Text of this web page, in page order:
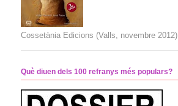
Cossetània Edicions (Valls, novembre 2012)
Què diuen dels 100 refranys més populars?